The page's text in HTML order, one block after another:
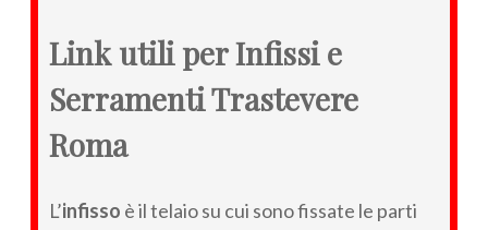
Link utili per Infissi e
Serramenti Trastevere
Roma
L’infisso è il telaio su cui sono fissate le parti